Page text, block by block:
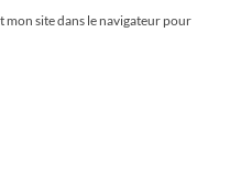
mon site dans le navigateur pour